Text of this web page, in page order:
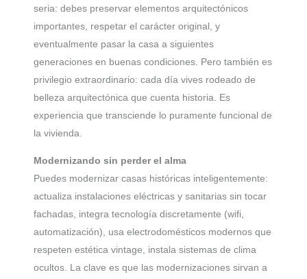
seria: debes preservar elementos arquitectónicos
importantes, respetar el carácter original, y
eventualmente pasar la casa a siguientes
generaciones en buenas condiciones. Pero también es
privilegio extraordinario: cada día vives rodeado de
belleza arquitectónica que cuenta historia. Es
experiencia que transciende lo puramente funcional de
la vivienda.
Modernizando sin perder el alma
Puedes modernizar casas históricas inteligentemente:
actualiza instalaciones eléctricas y sanitarias sin tocar
fachadas, integra tecnología discretamente (wifi,
automatización), usa electrodomésticos modernos que
respeten estética vintage, instala sistemas de clima
ocultos. La clave es que las modernizaciones sirvan a